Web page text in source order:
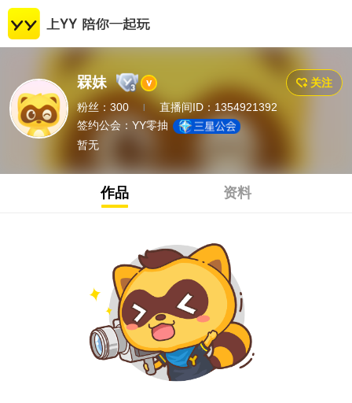
槑妹
粉丝：300 |
直播间ID：1354921392
签约公会： YY零抽
暂无
关注
作品 资料